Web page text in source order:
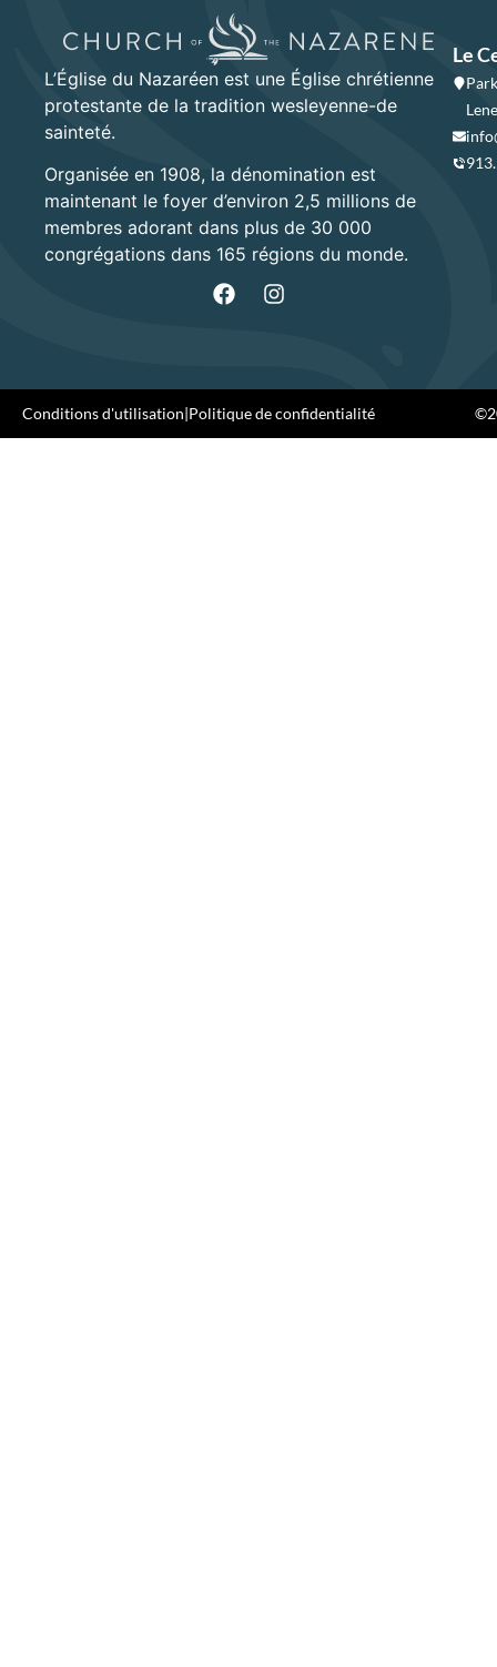
L’Église du Nazaréen est une Église chrétienne
protestante de la tradition wesleyenne-de
sainteté.
Organisée en 1908, la dénomination est
maintenant le foyer d’environ 2,5 millions de
membres adorant dans plus de 30 000
congrégations dans 165 régions du monde.
Le
Conditions d'utilisation|Politique de confidentialité